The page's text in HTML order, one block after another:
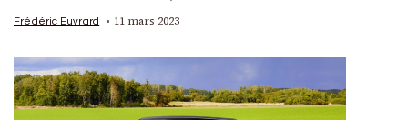
Frédéric Euvrard 11 mars 2023